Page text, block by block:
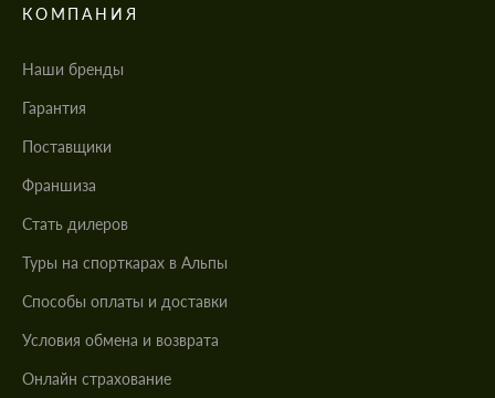
КОМПАНИЯ
Наши бренды
Гарантия
Поставщики
Франшиза
Стать дилеров
Туры на спорткарах в Альпы
Cпособы оплаты и доставки
Условия обмена и возврата
Онлайн страхование